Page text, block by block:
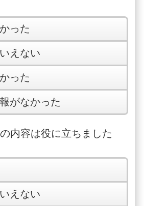
った
えない
った
がなかった
内容は役に立ちました
えない